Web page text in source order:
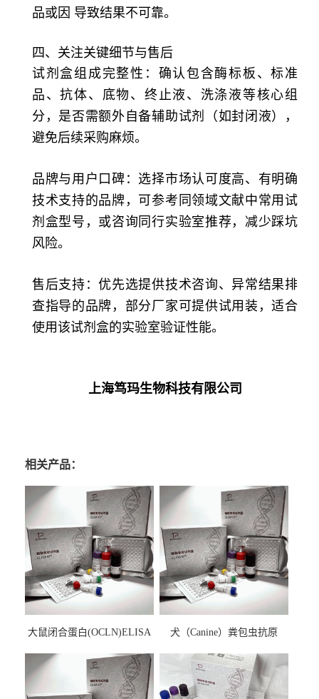
品或因 导致结果不可靠。
四、关注关键细节与售后
试剂盒组成完整性：确认包含酶标板、标准
品、抗体、底物、终止液、洗涤液等核心组
分，是否需额外自备辅助试剂（如封闭液），
避免后续采购麻烦。
品牌与用户口碑：选择市场认可度高、有明确
技术支持的品牌，可参考同领域文献中常用试
剂盒型号，或咨询同行实验室推荐，减少踩坑
风险。
售后支持：优先选提供技术咨询、异常结果排
查指导的品牌，部分厂家可提供试用装，适合
使用该试剂盒的实验室验证性能。
上海笃玛生物科技有限公司
相关产品：
大鼠闭合蛋白(OCLN)ELISA
犬（Canine）粪包虫抗原